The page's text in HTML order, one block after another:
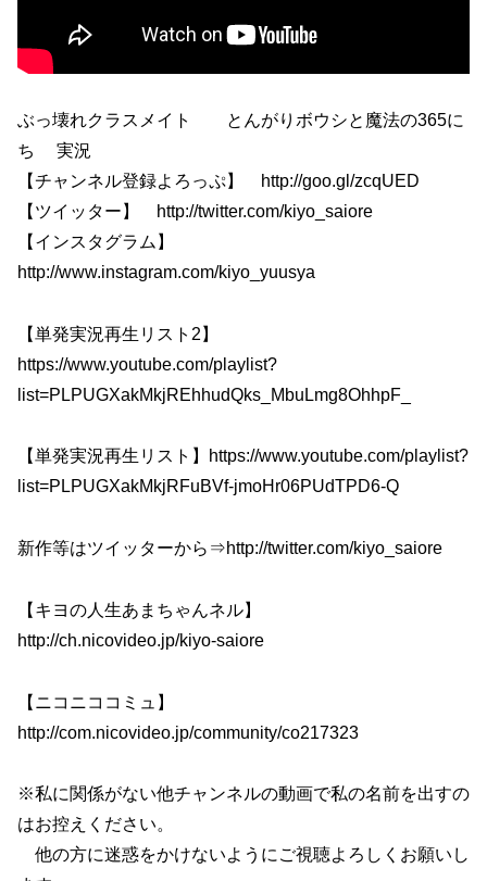
ぶっ壊れクラスメイト とんがりボウシと魔法の365に
ち 実況
【チャンネル登録よろっぷ】 http://goo.gl/zcqUED
【ツイッター】 http://twitter.com/kiyo_saiore
【インスタグラム】
http://www.instagram.com/kiyo_yuusya
【単発実況再生リスト2】
https://www.youtube.com/playlist?
list=PLPUGXakMkjREhhudQks_MbuLmg8OhhpF_
【単発実況再生リスト】https://www.youtube.com/playlist?
list=PLPUGXakMkjRFuBVf-jmoHr06PUdTPD6-Q
新作等はツイッターから⇒http://twitter.com/kiyo_saiore
【キヨの人生あまちゃんネル】
http://ch.nicovideo.jp/kiyo-saiore
【ニコニココミュ】
http://com.nicovideo.jp/community/co217323
※私に関係がない他チャンネルの動画で私の名前を出すの
はお控えください。
他の方に迷惑をかけないようにご視聴よろしくお願いし